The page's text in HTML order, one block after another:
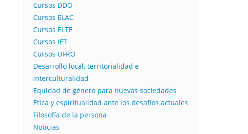
Cursos DDO
Cursos ELAC
Cursos ELTE
Cursos IET
Cursos UFRO
Desarrollo local, territorialidad e
interculturalidad
Equidad de género para nuevas sociedades
Ética y espiritualidad ante los desafíos actuales
Filosofía de la persona​
Noticias